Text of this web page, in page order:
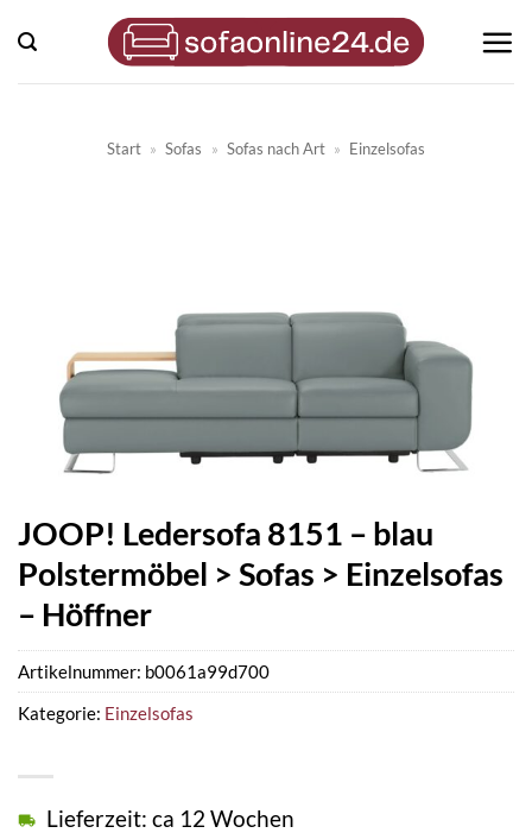
Inhalt
springen
Start » Sofas » Sofas nach Art » Einzelsofas
JOOP! Ledersofa 8151 – blau
Polstermöbel > Sofas > Einzelsofas
– Höffner
Lieferzeit: ca 12 Wochen
Artikelnummer: b0061a99d700
Kategorie: Einzelsofas